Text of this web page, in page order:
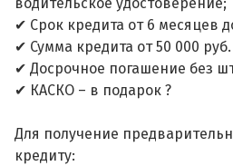
✔ Срок кредита от 6 месяцев
✔ Сумма кредита от 50 000
✔ Досрочное погашение без
✔ КАСКО – в подарок ?
Для получение
кредиту: